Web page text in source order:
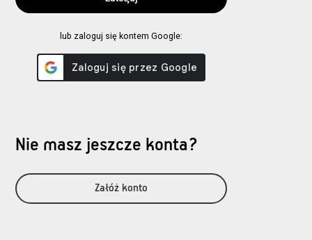
lub zaloguj się kontem Google:
Nie masz jeszcze konta?
Załóż konto